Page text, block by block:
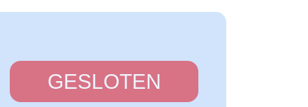
GESLOTEN